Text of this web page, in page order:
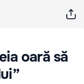
oară să